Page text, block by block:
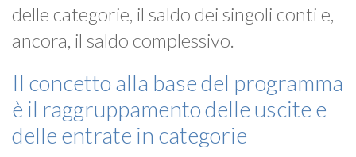
delle categorie, il saldo dei singoli conti e,
ancora, il saldo complessivo.
Il concetto alla base del programma
è il raggruppamento delle uscite e
delle entrate in categorie